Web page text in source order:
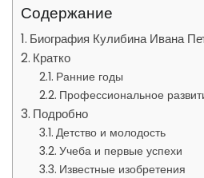
Содержание
Биография Кулибина Ивана
Кратко
Ранние годы
Профессиональное
Подробно
Детство и молодость
Учеба и первые успехи
Известные изобретения